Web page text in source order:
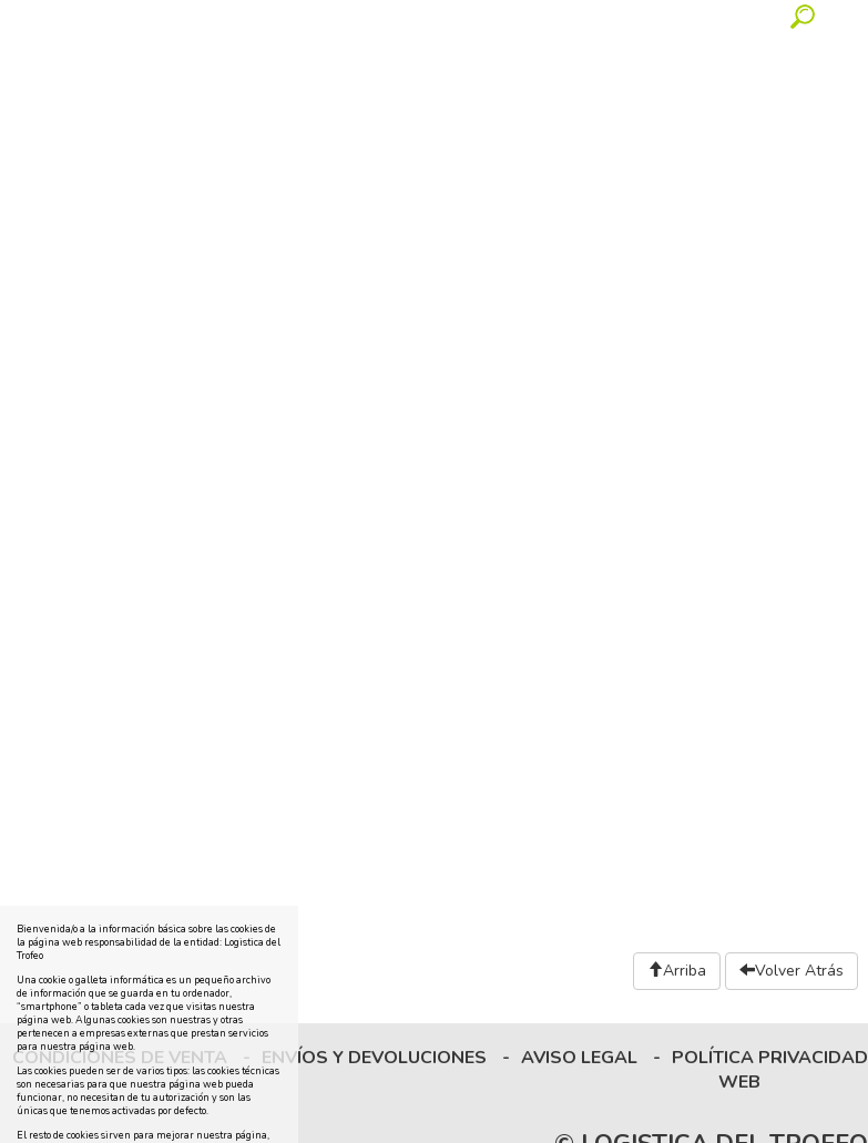
Arriba Volver Atrás
CONDICIONES DE VENTA - ENVÍOS Y DEVOLUCIONES - AVISO LEGAL - POLÍTICA PRIVACIDAD
WEB
Bienvenida/o a la información básica sobre las cookies de
la página web responsabilidad de la entidad: Logistica del
Trofeo
Una cookie o galleta informática es un pequeño archivo
de información que se guarda en tu ordenador,
“smartphone” o tableta cada vez que visitas nuestra
página web. Algunas cookies son nuestras y otras
pertenecen a empresas externas que prestan servicios
para nuestra página web.
Las cookies pueden ser de varios tipos: las cookies técnicas
son necesarias para que nuestra página web pueda
funcionar, no necesitan de tu autorización y son las
únicas que tenemos activadas por defecto.
El resto de cookies sirven para mejorar nuestra página,